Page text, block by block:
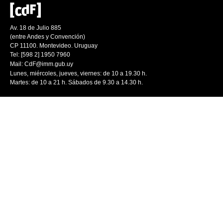
Av. 18 de Julio 885
(entre Andes y Convención)
CP 11100. Montevideo. Uruguay
Tel: [598 2] 1950 7960
Mail: CdF@imm.gub.uy
Lunes, miércoles, jueves, viernes: de 10 a 19.30 h.
Martes: de 10 a 21 h. Sábados de 9.30 a 14.30 h.